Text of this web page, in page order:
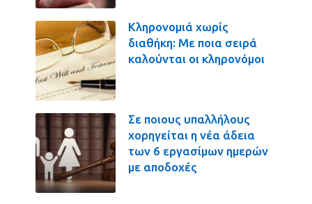
Κληρονομιά χωρίς
διαθήκη: Με ποια σειρά
καλούνται οι κληρονόμοι
Σε ποιους υπαλλήλους
χορηγείται η νέα άδεια
των 6 εργασίμων ημερών
με αποδοχές